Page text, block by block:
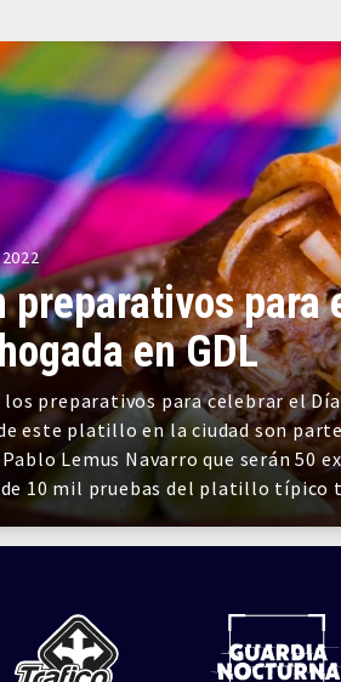
preparativos para
en GDL
preparativos para celebrar el
este platillo en la ciudad son
Lemus Navarro que serán 50
10 mil pruebas del platillo